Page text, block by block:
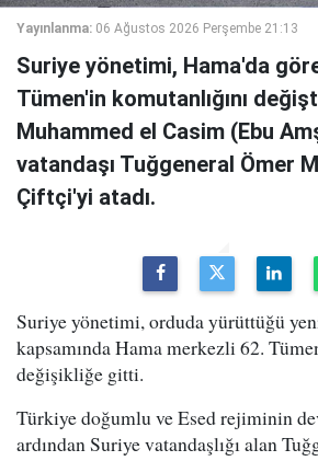
Yayınlanma: 06 Ağustos 2026 Perşembe 21:13
Suriye yönetimi, Hama'da
Tümen'in komutanlığını
Muhammed el Casim (Ebu
vatandaşı Tuğgeneral Ömer
Çiftçi'yi atadı.
Suriye yönetimi, orduda yürüttüğü
kapsamında Hama merkezli 62.
değişikliğe gitti.
Türkiye doğumlu ve Esed rejiminin
ardından Suriye vatandaşlığı alan